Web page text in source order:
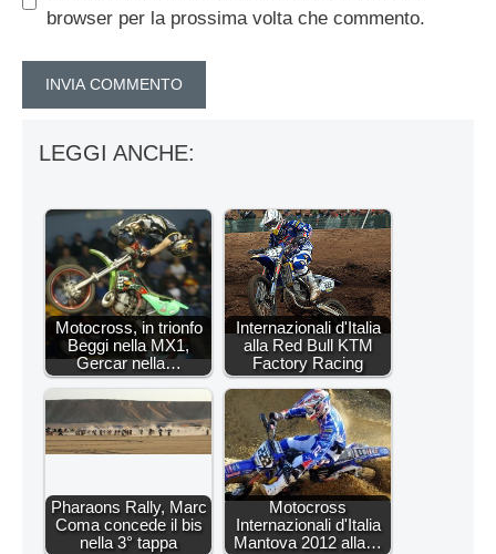
browser per la prossima volta che commento.
LEGGI ANCHE:
Motocross, in trionfo
Beggi nella MX1,
Gercar nella…
Internazionali d'Italia
alla Red Bull KTM
Factory Racing
Pharaons Rally, Marc
Coma concede il bis
nella 3° tappa
Motocross
Internazionali d'Italia
Mantova 2012 alla…